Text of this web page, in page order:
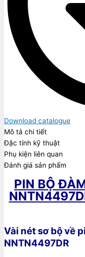
Download catalogue
Mô tả chi tiết
Đặc tính kỹ thuật
Phụ kiện liên quan
Đánh giá sản phẩm
PIN BỘ
Vài nét sơ bộ về
NNTN4497DR